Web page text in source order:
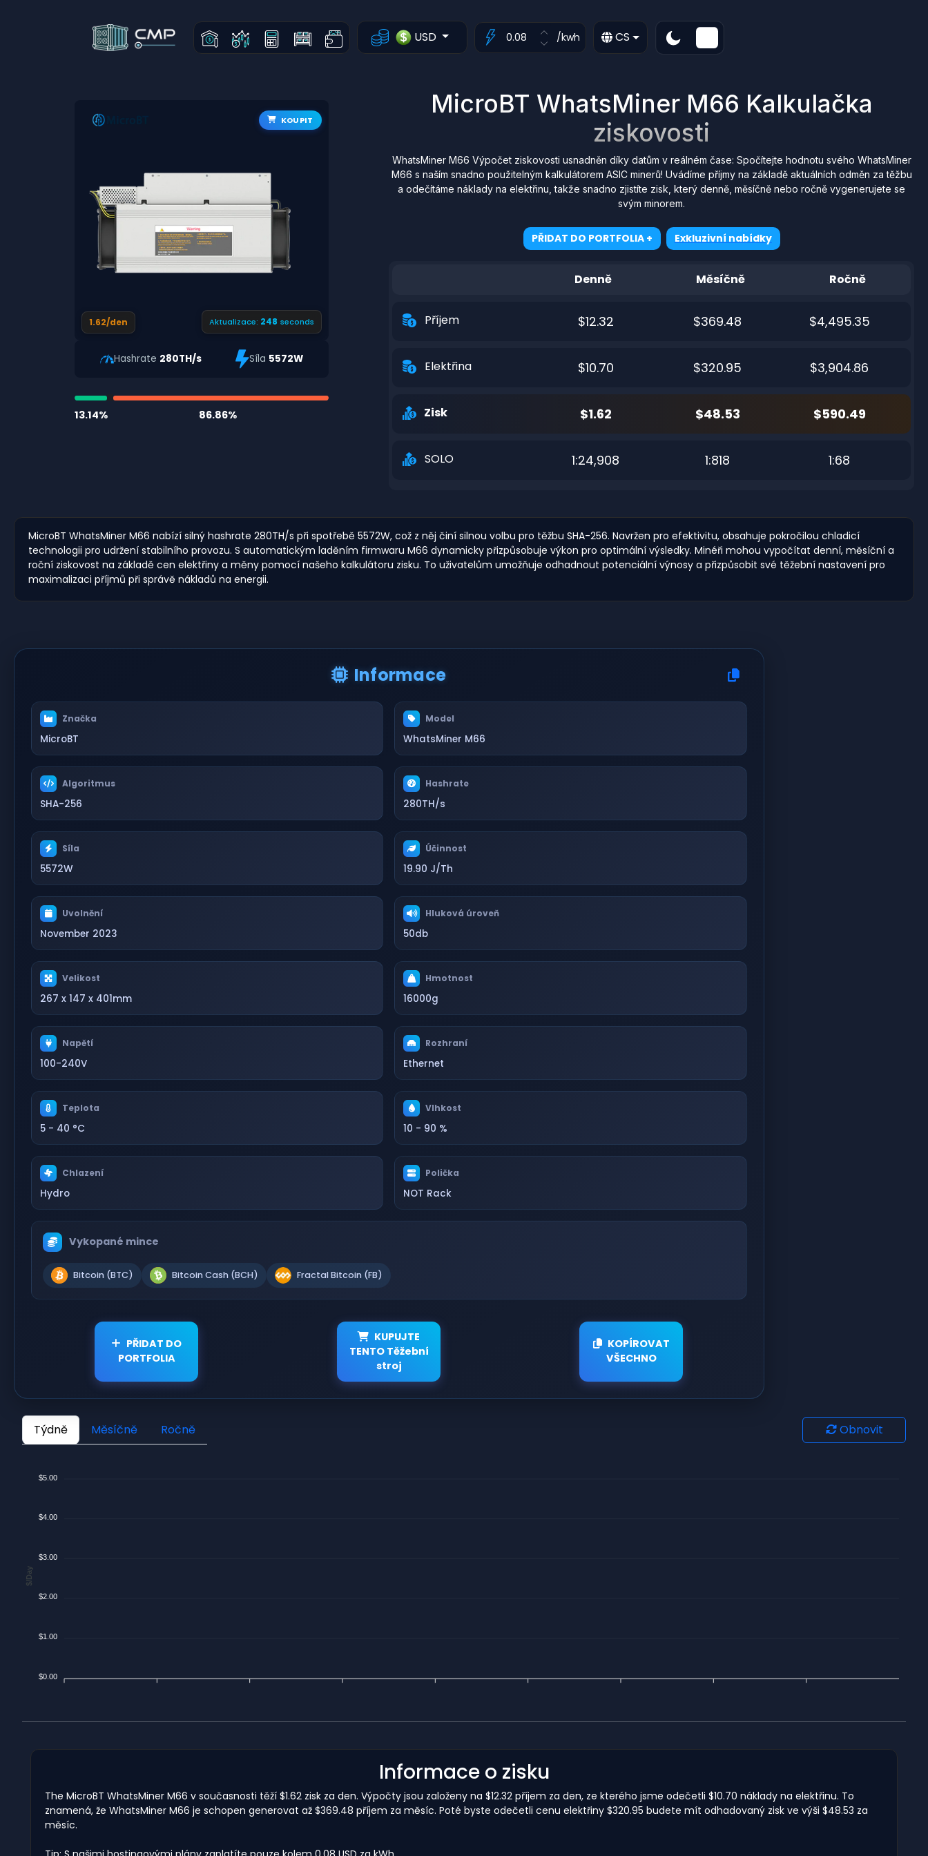
USD /kwh CS
KOUPIT
1.62/den Aktualizace: 247 seconds
Hashrate 280TH/s Síla 5572W
13.14% 86.86%
MicroBT WhatsMiner M66 Kalkulačka
ziskovosti
WhatsMiner M66 Výpočet ziskovosti usnadněn díky datům v reálném čase: Spočítejte hodnotu svého WhatsMiner
M66 s naším snadno použitelným kalkulátorem ASIC minerů! Uvádíme příjmy na základě aktuálních odměn za těžbu
a odečítáme náklady na elektřinu, takže snadno zjistíte zisk, který denně, měsíčně nebo ročně vygenerujete se
svým minorem.
PŘIDAT DO PORTFOLIA + Exkluzivní nabídky
Denně Měsíčně Ročně
Příjem $12.32 $369.48 $4,495.35
Elektřina $10.70 $320.95 $3,904.86
Zisk $1.62 $48.53 $590.49
SOLO 1:24,908 1:818 1:68
MicroBT WhatsMiner M66 nabízí silný hashrate 280TH/s při spotřebě 5572W, což z něj činí silnou volbu pro těžbu SHA-256. Navržen pro efektivitu, obsahuje pokročilou chladicí
technologii pro udržení stabilního provozu. S automatickým laděním firmwaru M66 dynamicky přizpůsobuje výkon pro optimální výsledky. Minéři mohou vypočítat denní, měsíční a
roční ziskovost na základě cen elektřiny a měny pomocí našeho kalkulátoru zisku. To uživatelům umožňuje odhadnout potenciální výnosy a přizpůsobit své těžební nastavení pro
maximalizaci příjmů při správě nákladů na energii.
Informace
Značka
MicroBT
Model
WhatsMiner M66
Algoritmus
SHA-256
Hashrate
280TH/s
Síla
5572W
Účinnost
19.90 J/Th
Uvolnění
November 2023
Hluková úroveň
50db
Velikost
267 x 147 x 401mm
Hmotnost
16000g
Napětí
100-240V
Rozhraní
Ethernet
Teplota
5 - 40 °C
Vlhkost
10 - 90 %
Chlazení
Hydro
Polička
NOT Rack
Vykopané mince
Bitcoin (BTC) Bitcoin Cash (BCH) Fractal Bitcoin (FB)
PŘIDAT DO
PORTFOLIA
KUPUJTE
TENTO Těžební
stroj
KOPÍROVAT
VŠECHNO
Týdně Měsíčně Ročně Obnovit
$5.00
$4.00
$3.00
$2.00
$1.00
$0.00
$/Day
Informace o zisku
The MicroBT WhatsMiner M66 v současnosti těží $1.62 zisk za den. Výpočty jsou založeny na $12.32 příjem za den, ze kterého jsme odečetli $10.70 náklady na elektřinu. To
znamená, že WhatsMiner M66 je schopen generovat až $369.48 příjem za měsíc. Poté byste odečetli cenu elektřiny $320.95 budete mít odhadovaný zisk ve výši $48.53 za
měsíc.